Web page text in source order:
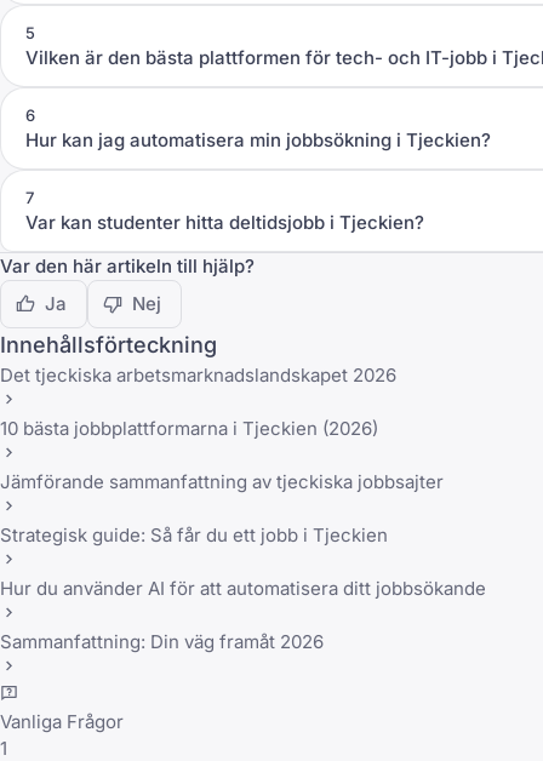
5
Vilken är den bästa plattformen för tech- och IT-jobb i
6
Hur kan jag automatisera min jobbsökning i Tjeckien?
7
Var kan studenter hitta deltidsjobb i Tjeckien?
Var den här artikeln till hjälp?
Ja
Nej
Innehållsförteckning
Det tjeckiska arbetsmarknadslandskapet 2026
10 bästa jobbplattformarna i Tjeckien (2026)
Jämförande sammanfattning av tjeckiska jobbsajter
Strategisk guide: Så får du ett jobb i Tjeckien
Hur du använder AI för att automatisera ditt jobbsökande
Sammanfattning: Din väg framåt 2026
Vanliga Frågor
1